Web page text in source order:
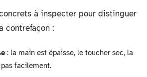
à inspecter pour distinguer
contrefaçon :
: la main est épaisse, le toucher sec, la
facilement.